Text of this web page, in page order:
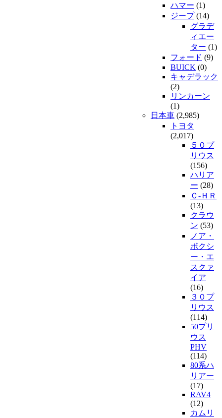
ハマー (1)
ジープ(14)
グラデ
ィエー
ター (1)
フォード (9)
BUICK (0)
キャデラック
(2)
リンカーン
(1)
日本車 (2,985)
トヨタ
(2,017)
５０プ
リウス
(156)
ハリア
ー (28)
Ｃ-ＨＲ
(13)
クラウ
ン (53)
ノア・
ボクシ
ー・エ
スクァ
イア
(16)
３０プ
リウス
(114)
50プリ
ウス
PHV
(114)
80系ハ
リアー
(17)
RAV4
(12)
カムリ